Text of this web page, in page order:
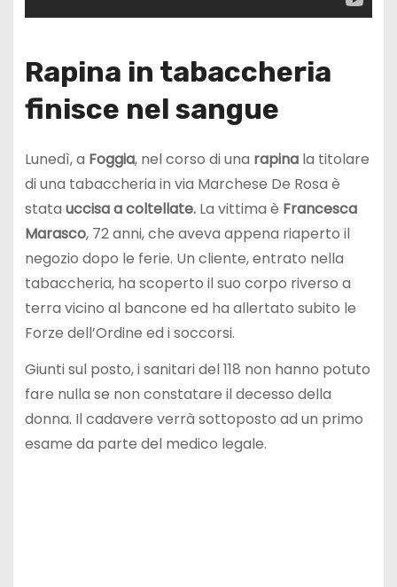
Rapina in tabaccheria
finisce nel sangue
Lunedì, a Foggia, nel corso di una rapinala titolare
di una tabaccheria in via Marchese De Rosa è
stata uccisa a coltellate.La vittima è Francesca
Marasco, 72 anni, che aveva appena riaperto il
negozio dopo le ferie. Un cliente, entrato nella
tabaccheria, ha scoperto il suo corpo riverso a
terra vicino al bancone ed ha allertato subito le
Forze dell’Ordine ed i soccorsi.
Giunti sul posto, i sanitari del 118 non hanno potuto
fare nulla se non constatare il decesso della
donna. Il cadavere verrà sottoposto ad un primo
esame da parte del medico legale.